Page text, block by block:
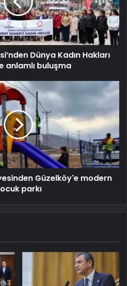
Dünya Kadın Hakları
anlamlı buluşma
Güzelköy'e modern
parkı